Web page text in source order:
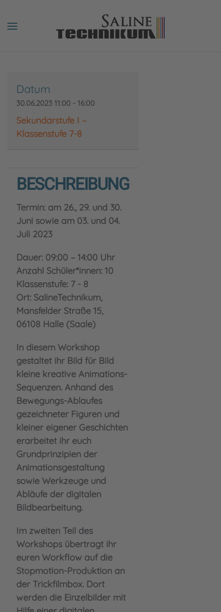
Datum
30.06.2023 11:00 - 16:00
Sekundarstufe I –
Klassenstufe 7-8
BESCHREIBUNG
Termin: am 26., 29. und 30.
Juni sowie am 03. und 04.
Juli 2023
Dauer: 09:00 – 14:00 Uhr
Anzahl Schüler*innen: 10
Klassenstufe: 7 - 8
Ort: SalineTechnikum,
Mansfelder Straße 15,
06108 Halle (Saale)
In diesem Workshop
gestaltet ihr Bild für Bild
kleine kreative Animations-
Sequenzen. Anhand des
Bewegungs-Ablaufes
gezeichneter Figuren und
kleiner eigener Geschichten
erarbeitet ihr euch
Grundprinzipien der
Animationsgestaltung
sowie Werkzeuge und
Abläufe der digitalen
Bildbearbeitung.
Im zweiten Teil des
Workshops übertragt ihr
euren Workflow auf die
Stopmotion-Produktion an
der Trickfilmbox. Dort
werden die Einzelbilder mit